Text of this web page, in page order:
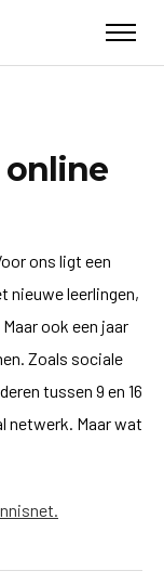
online
ons ligt een
nieuwe leerlingen,
ook een jaar
Zoals sociale
tussen 9 en 16
netwerk. Maar wat